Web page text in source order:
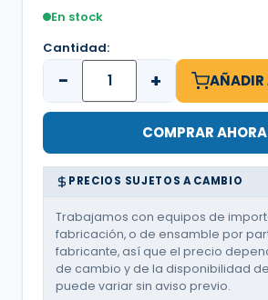
En stock
Cantidad:
− + AÑADIR
COMPRAR AHORA
PRECIOS SUJETOS A CAMBIO
Trabajamos con equipos de
fabricación, o de ensamble por
fabricante, así que el precio
de cambio y de la disponibilidad
puede variar sin aviso previo.